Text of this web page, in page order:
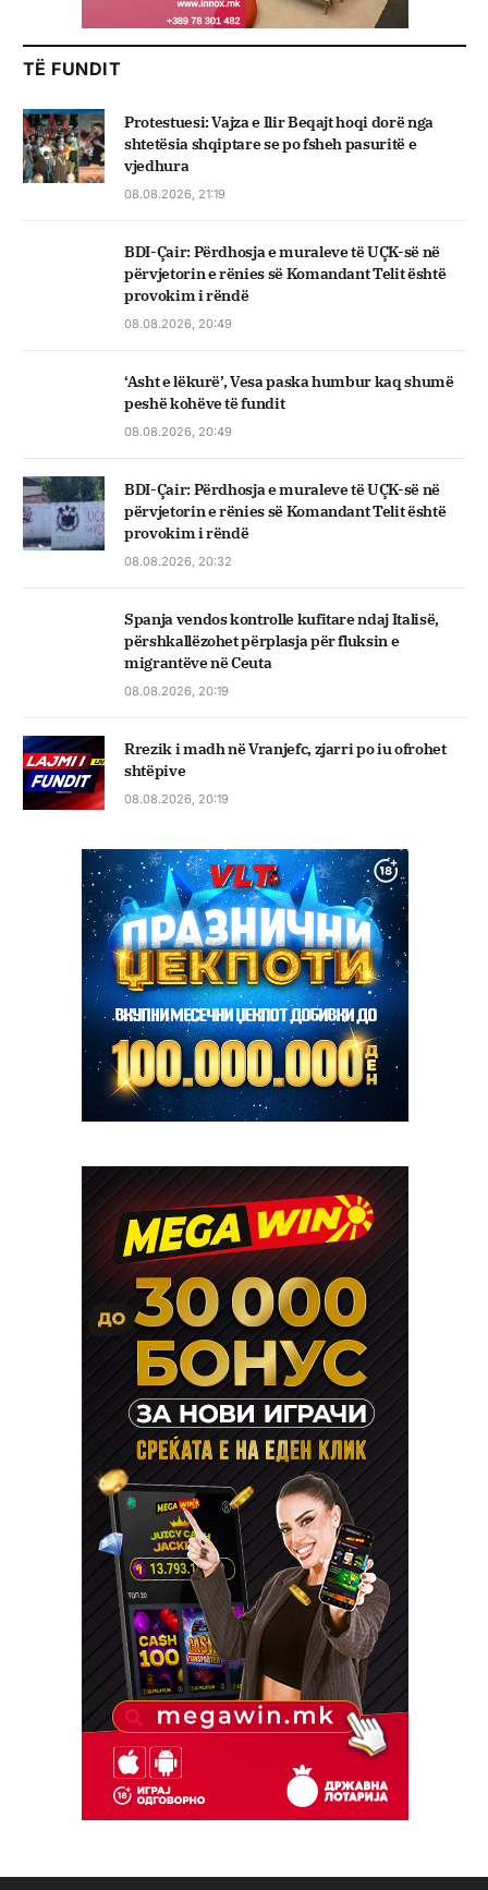
TË FUNDIT
Protestuesi: Vajza e Ilir Beqajt hoqi dorë nga
shtetësia shqiptare se po fsheh pasuritë e
vjedhura
08.08.2026, 21:19
BDI-Çair: Përdhosja e muraleve të UÇK-së në
përvjetorin e rënies së Komandant Telit është
provokim i rëndë
08.08.2026, 20:49
‘Asht e lëkurë’, Vesa paska humbur kaq shumë
peshë kohëve të fundit
08.08.2026, 20:49
BDI-Çair: Përdhosja e muraleve të UÇK-së në
përvjetorin e rënies së Komandant Telit është
provokim i rëndë
08.08.2026, 20:32
Spanja vendos kontrolle kufitare ndaj Italisë,
përshkallëzohet përplasja për fluksin e
migrantëve në Ceuta
08.08.2026, 20:19
Rrezik i madh në Vranjefc, zjarri po iu ofrohet
shtëpive
08.08.2026, 20:19